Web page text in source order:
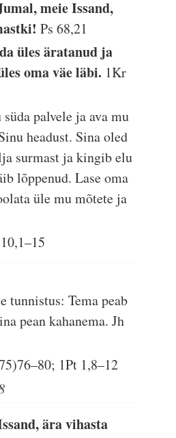
meie Issand,
Ps 68,21
üles äratanud ja
oma väe läbi. 1Kr
palvele ja ava mu
headust. Sina oled
surmast ja kingib elu
lõppenud. Lase oma
üle mu mõtete ja
tunnistus: Tema peab
pean kahanema.Jh
1Pt 1,8–12
ära vihasta